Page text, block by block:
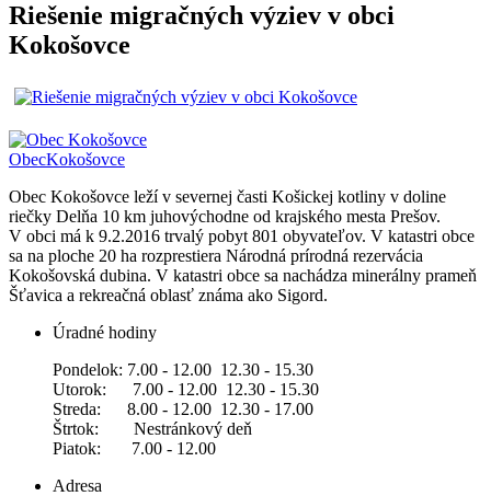
Riešenie migračných výziev v obci
Kokošovce
ObecKokošovce
Obec Kokošovce leží v severnej časti Košickej kotliny v doline
riečky Delňa 10 km juhovýchodne od krajského mesta Prešov.
V obci má k 9.2.2016 trvalý pobyt 801 obyvateľov. V katastri obce
sa na ploche 20 ha rozprestiera Národná prírodná rezervácia
Kokošovská dubina. V katastri obce sa nachádza minerálny prameň
Šťavica a rekreačná oblasť známa ako Sigord.
Úradné hodiny
Pondelok: 7.00 - 12.00 12.30 - 15.30
Utorok: 7.00 - 12.00 12.30 - 15.30
Streda: 8.00 - 12.00 12.30 - 17.00
Štrtok: Nestránkový deň
Piatok: 7.00 - 12.00
Adresa